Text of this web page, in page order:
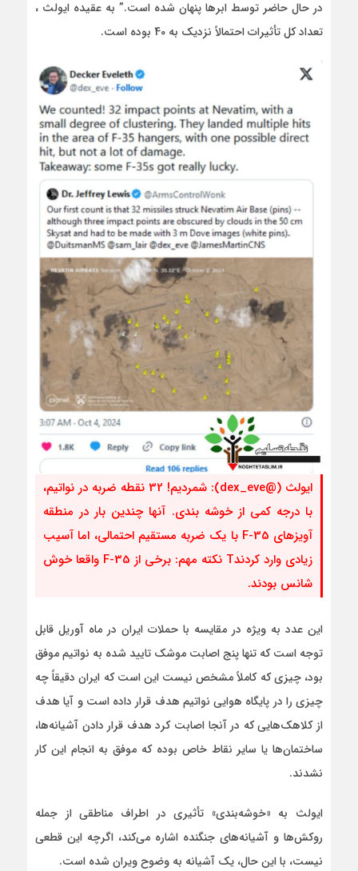
در حال حاضر توسط ابرها پنهان شده است.” به عقیده ایولث ،
تعداد کل تأثیرات احتمالاً نزدیک به 40 بوده است.
ایولث (@dex_eve): شمردیم! 32 نقطه ضربه در نواتیم،
با درجه کمی از خوشه بندی. آنها چندین بار در منطقه
آویزهای F-35 با یک ضربه مستقیم احتمالی، اما آسیب
زیادی وارد کردندT نکته مهم: برخی از F-35 واقعا خوش
شانس بودند.
این عدد به ویژه در مقایسه با حملات ایران در ماه آوریل قابل
توجه است که تنها پنج اصابت موشک تایید شده به نواتیم موفق
بود، چیزی که کاملاً مشخص نیست این است که ایران دقیقاً چه
چیزی را در پایگاه هوایی نواتیم هدف قرار داده است و آیا هدف
از کلاهک‌هایی که در آنجا اصابت کرد هدف قرار دادن آشیانه‌ها،
ساختمان‌ها یا سایر نقاط خاص بوده که موفق به انجام این کار
نشدند.
ایولث به «خوشه‌بندی» تأثیری در اطراف مناطقی از جمله
روکش‌ها و آشیانه‌های جنگنده اشاره می‌کند، اگرچه این قطعی
نیست، با این حال، یک آشیانه به وضوح ویران شده است.